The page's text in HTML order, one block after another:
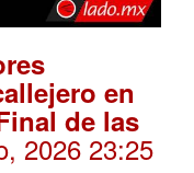
en
de las
2026 23:25